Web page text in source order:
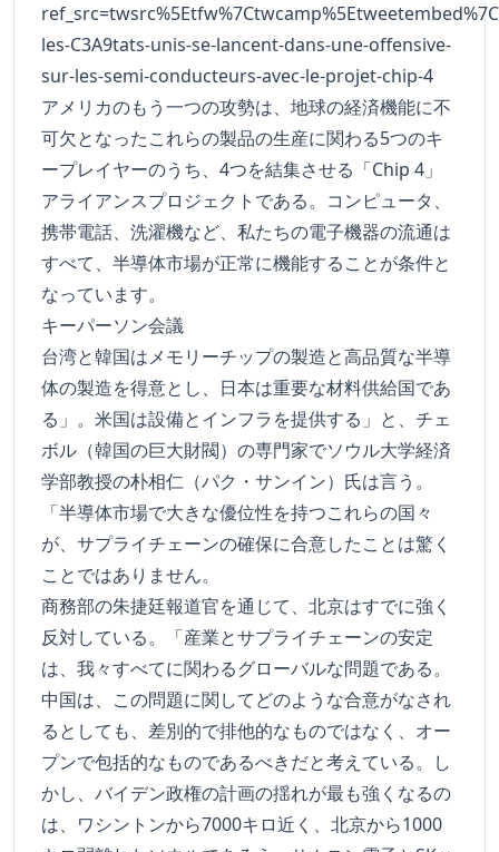
les-C3A9tats-unis-se-lancent-dans-une-offensive-
sur-les-semi-conducteurs-avec-le-projet-chip-4
アメリカのもう一つの攻勢は、地球の経済機能に不
可欠となったこれらの製品の生産に関わる5つのキ
ープレイヤーのうち、4つを結集させる「Chip 4」
アライアンスプロジェクトである。コンピュータ、
携帯電話、洗濯機など、私たちの電子機器の流通は
すべて、半導体市場が正常に機能することが条件と
なっています。
キーパーソン会議
台湾と韓国はメモリーチップの製造と高品質な半導
体の製造を得意とし、日本は重要な材料供給国であ
る」。米国は設備とインフラを提供する」と、チェ
ボル（韓国の巨大財閥）の専門家でソウル大学経済
学部教授の朴相仁（パク・サンイン）氏は言う。
「半導体市場で大きな優位性を持つこれらの国々
が、サプライチェーンの確保に合意したことは驚く
ことではありません。
商務部の朱捷廷報道官を通じて、北京はすでに強く
反対している。「産業とサプライチェーンの安定
は、我々すべてに関わるグローバルな問題である。
中国は、この問題に関してどのような合意がなされ
るとしても、差別的で排他的なものではなく、オー
プンで包括的なものであるべきだと考えている。し
かし、バイデン政権の計画の揺れが最も強くなるの
は、ワシントンから7000キロ近く、北京から1000